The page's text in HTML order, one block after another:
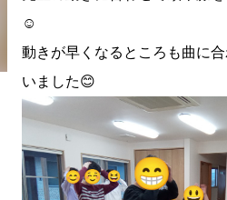
☺️
動きが早くなるところも曲に
いました😊